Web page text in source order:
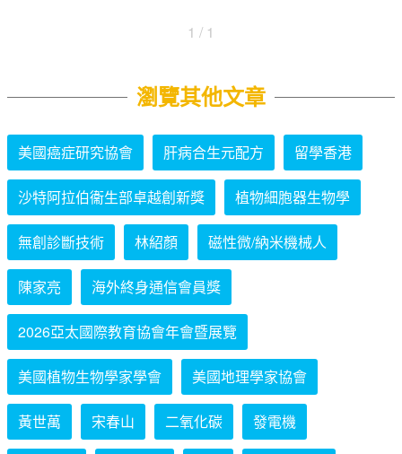
1 / 1
瀏覽其他文章
美國癌症研究協會 肝病合生元配方 留學香港
沙特阿拉伯衞生部卓越創新獎 植物細胞器生物學
無創診斷技術 林紹顏 磁性微/納米機械人
陳家亮 海外終身通信會員獎
2026亞太國際教育協會年會暨展覽
美國植物生物學家學會 美國地理學家協會
黃世萬 宋春山 二氧化碳 發電機